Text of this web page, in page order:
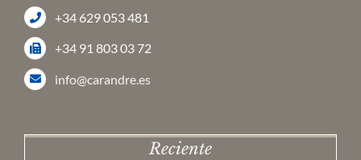
+34 629 053 481
+34 91 803 03 72
info@carandre.es
Reciente